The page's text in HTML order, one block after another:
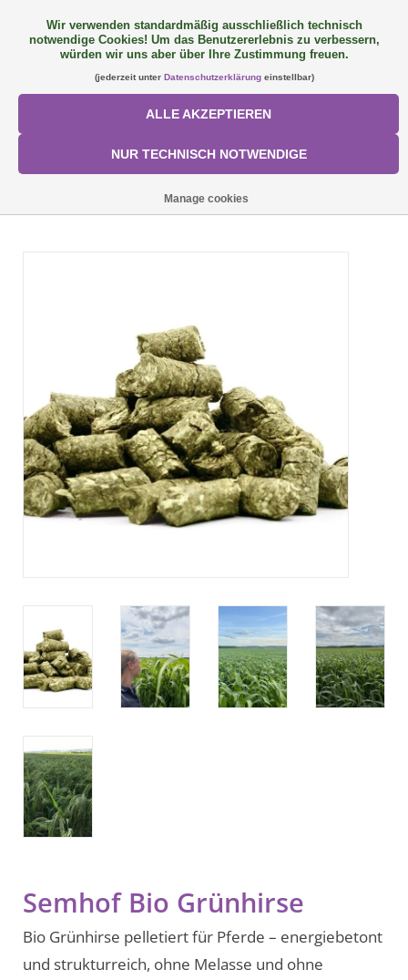
+49 (0) 9081 9025240 0 Artikel - €0,00
ALLE PRODUKTE
Mein Konto
BLOG
STARTSEITE/
Semhof Bio Grünhirse
Bio Grünhirse pelletiert für Pferde – energiebetont
und strukturreich, ohne Melasse und ohne
Wir verwenden standardmäßig ausschließlich technisch
notwendige Cookies! Um das Benutzererlebnis zu verbessern,
würden wir uns aber über Ihre Zustimmung freuen.
(jederzeit unter Datenschutzerklärungeinstellbar)
ALLE AKZEPTIEREN
NUR TECHNISCH NOTWENDIGE
Manage cookies